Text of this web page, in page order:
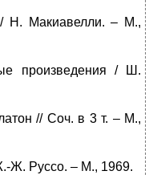
Н. Макиавелли. – М.,
произведения / Ш.
// Соч. в 3 т. – М.,
Ж. Руссо. – М., 1969.